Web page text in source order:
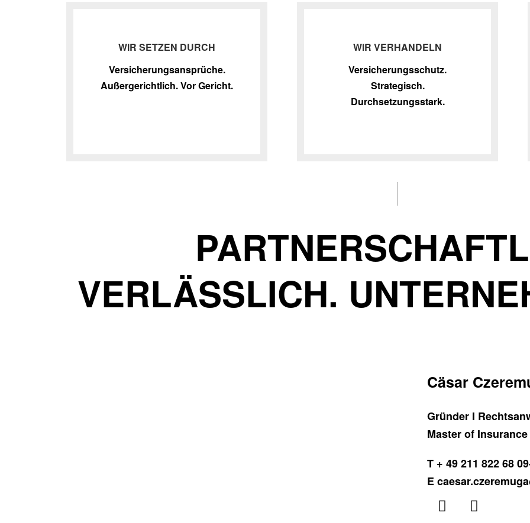
WIR SETZEN DURCH
Versicherungsansprüche.
Außergerichtlich. Vor Gericht.
WIR VERHANDELN
Versicherungsschutz.
Strategisch.
Durchsetzungsstark.
VERLÄSSLICH.
Cäsar
Gründer I
Master of
T + 49 211 822 68
E